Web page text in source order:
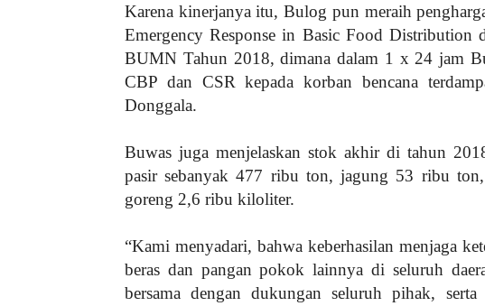
Karena kinerjanya itu, Bulog pun meraih
Emergency Response in Basic Food Distribution
BUMN Tahun 2018, dimana dalam 1 x 24 jam
CBP dan CSR kepada korban bencana
Donggala.
Buwas juga menjelaskan stok akhir di tahun
pasir sebanyak 477 ribu ton, jagung 53 ribu
goreng 2,6 ribu kiloliter.
“Kami menyadari, bahwa keberhasilan menjaga
beras dan pangan pokok lainnya di seluruh
bersama dengan dukungan seluruh pihak,